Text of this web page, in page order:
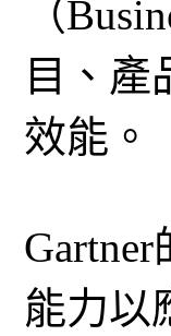
（
目、
效能。
能力以